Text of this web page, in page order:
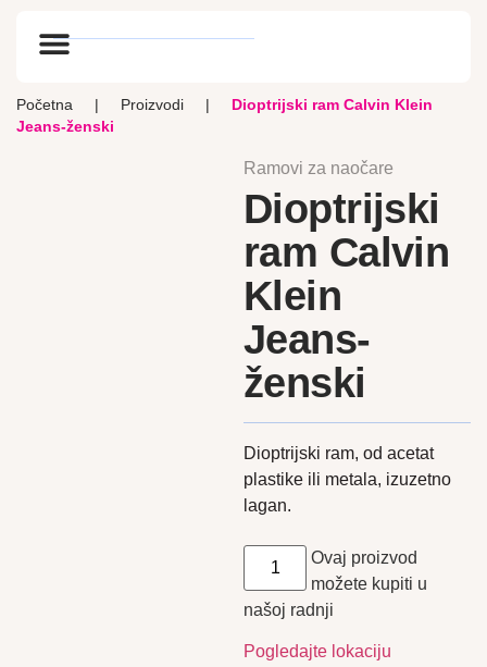
Početna | Proizvodi |
Dioptrijski ram Calvin Klein
Jeans-ženski
Ramovi za naočare
Dioptrijski
ram Calvin
Klein
Jeans-
ženski
Dioptrijski ram, od acetat
plastike ili metala, izuzetno
lagan.
Ovaj proizvod
možete kupiti u
našoj radnji
Pogledajte lokaciju